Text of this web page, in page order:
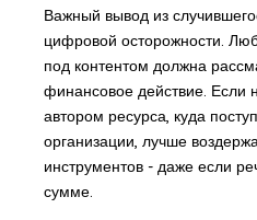
Важный вывод из
цифровой осторожности.
под контентом должна
финансовое действие. Если
автором ресурса, куда
организации, лучше
инструментов - даже если
сумме.